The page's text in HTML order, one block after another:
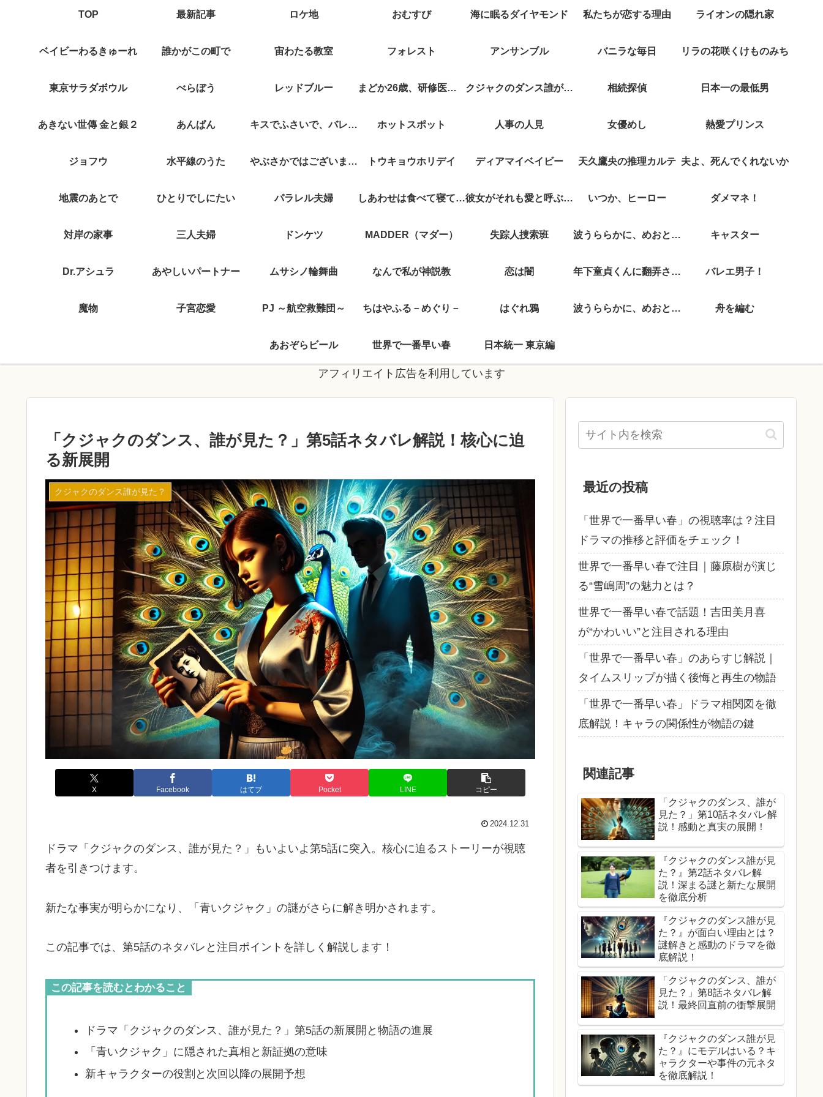
TOP 最新記事 ロケ地 おむすび 海に眠るダイヤモンド 私たちが恋する理由 ライオンの隠れ家
ベイビーわるきゅーれ 誰かがこの町で 宙わたる教室 フォレスト アンサンブル バニラな毎日 リラの花咲くけものみち
東京サラダボウル べらぼう レッドブルー まどか26歳、研修医やってます！ クジャクのダンス誰が見た？ 相続探偵 日本一の最低男
あきない世傳 金と銀２ あんぱん キスでふさいで、バレないで。 ホットスポット 人事の人見 女優めし 熱愛プリンス
ジョフウ 水平線のうた やぶさかではございません トウキョウホリデイ ディアマイベイビー 天久鷹央の推理カルテ 夫よ、死んでくれないか
地震のあとで ひとりでしにたい パラレル夫婦 しあわせは食べて寝て待て 彼女がそれも愛と呼ぶなら いつか、ヒーロー ダメマネ！
対岸の家事 三人夫婦 ドンケツ MADDER（マダー） 失踪人捜索班 波うららかに、めおと日和 キャスター
Dr.アシュラ あやしいパートナー ムサシノ輪舞曲 なんで私が神説教 恋は闇 年下童貞くんに翻弄されてます バレエ男子！
魔物 子宮恋愛 PJ ～航空救難団～ ちはやふる－めぐり－ はぐれ鴉 波うららかに、めおと日和 舟を編む
あおぞらビール 世界で一番早い春 日本統一 東京編
アフィリエイト広告を利用しています
「クジャクのダンス、誰が見た？」第5話ネタバレ解説！核心に迫
る新展開
クジャクのダンス誰が見た？
X Facebook はてブ Pocket LINE コピー
2024.12.31
ドラマ「クジャクのダンス、誰が見た？」もいよいよ第5話に突入。核心に迫るストーリーが視聴
者を引きつけます。
新たな事実が明らかになり、「青いクジャク」の謎がさらに解き明かされます。
この記事では、第5話のネタバレと注目ポイントを詳しく解説します！
この記事を読むとわかること
ドラマ「クジャクのダンス、誰が見た？」第5話の新展開と物語の進展
「青いクジャク」に隠された真相と新証拠の意味
新キャラクターの役割と次回以降の展開予想
最近の投稿
「世界で一番早い春」の視聴率は？注目
ドラマの推移と評価をチェック！
世界で一番早い春で注目｜藤原樹が演じ
る“雪嶋周”の魅力とは？
世界で一番早い春で話題！吉田美月喜
が“かわいい”と注目される理由
「世界で一番早い春」のあらすじ解説｜
タイムスリップが描く後悔と再生の物語
「世界で一番早い春」ドラマ相関図を徹
底解説！キャラの関係性が物語の鍵
関連記事
「クジャクのダンス、誰が
見た？」第10話ネタバレ解
説！感動と真実の展開！
『クジャクのダンス誰が見
た？』第2話ネタバレ解
説！深まる謎と新たな展開
を徹底分析
『クジャクのダンス誰が見
た？』が面白い理由とは？
謎解きと感動のドラマを徹
底解説！
「クジャクのダンス、誰が
見た？」第8話ネタバレ解
説！最終回直前の衝撃展開
『クジャクのダンス誰が見
た？』にモデルはいる？キ
ャラクターや事件の元ネタ
を徹底解説！